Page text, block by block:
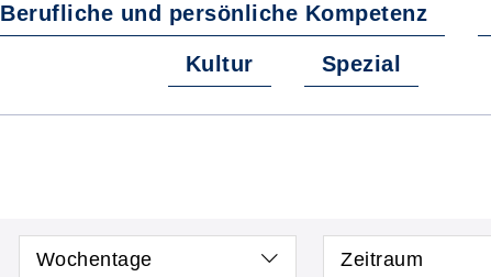
Berufliche und persönliche Kompetenz
Kultur Spezial
Wochentage Zeitraum